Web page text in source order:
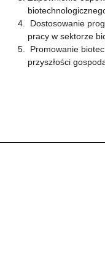
Dostosowanie
pracy w sektorze
Promowanie
przyszłości